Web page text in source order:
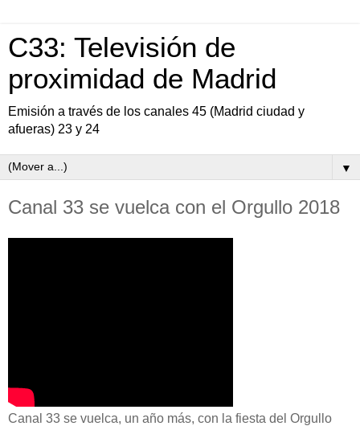
C33: Televisión de
proximidad de Madrid
Emisión a través de los canales 45 (Madrid ciudad y
afueras) 23 y 24
▼
Canal 33 se vuelca con el Orgullo 2018
Canal 33 se vuelca, un año más, con la fiesta del Orgullo